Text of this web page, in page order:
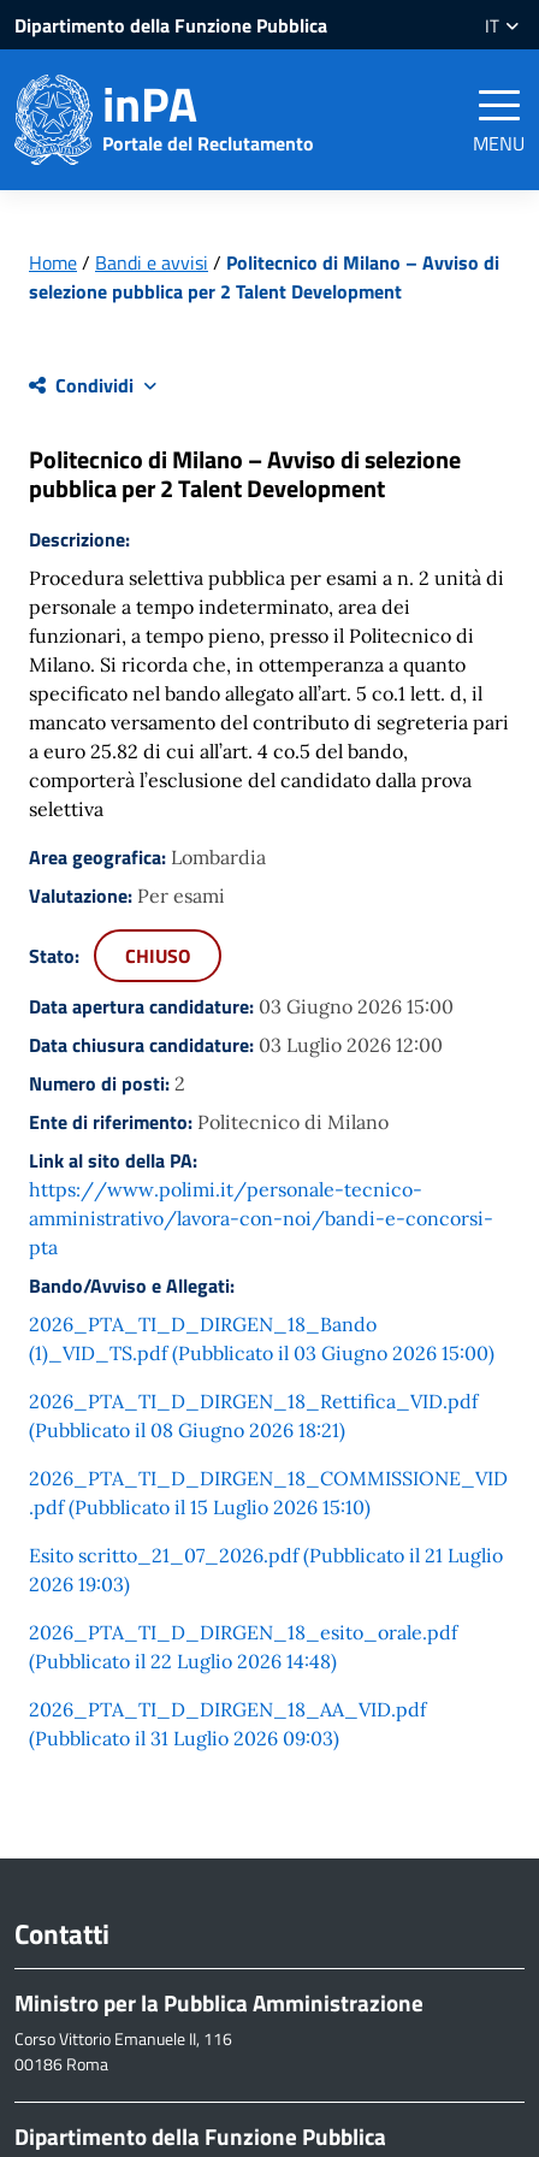
Salta
al
contenuto
Salta
al
pagina
Dipartimento della Funzione Pubblica IT
inPA
Portale del Reclutamento MENU
Home/ Bandi e avvisi / Politecnico di Milano – Avviso di
selezione pubblica per 2 Talent Development
Condividi
Politecnico di Milano – Avviso di selezione
pubblica per 2 Talent Development
Descrizione:
Procedura selettiva pubblica per esami a n. 2 unità di
personale a tempo indeterminato, area dei
funzionari, a tempo pieno, presso il Politecnico di
Milano. Si ricorda che, in ottemperanza a quanto
specificato nel bando allegato all’art. 5 co.1 lett. d, il
mancato versamento del contributo di segreteria pari
a euro 25.82 di cui all’art. 4 co.5 del bando,
comporterà l’esclusione del candidato dalla prova
selettiva
Area geografica: Lombardia
Valutazione: Per esami
Stato:
CHIUSO
Data apertura candidature: 03 Giugno 2026 15:00
Data chiusura candidature: 03 Luglio 2026 12:00
Numero di posti: 2
Ente di riferimento: Politecnico di Milano
Link al sito della PA:
https://www.polimi.it/personale-tecnico-
amministrativo/lavora-con-noi/bandi-e-concorsi-
pta
Bando/Avviso e Allegati:
2026_PTA_TI_D_DIRGEN_18_Bando
(1)_VID_TS.pdf (Pubblicato il 03 Giugno 2026 15:00)
2026_PTA_TI_D_DIRGEN_18_Rettifica_VID.pdf
(Pubblicato il 08 Giugno 2026 18:21)
2026_PTA_TI_D_DIRGEN_18_COMMISSIONE_VID
.pdf (Pubblicato il 15 Luglio 2026 15:10)
Esito scritto_21_07_2026.pdf (Pubblicato il 21 Luglio
2026 19:03)
2026_PTA_TI_D_DIRGEN_18_esito_orale.pdf
(Pubblicato il 22 Luglio 2026 14:48)
2026_PTA_TI_D_DIRGEN_18_AA_VID.pdf
(Pubblicato il 31 Luglio 2026 09:03)
Contatti
Ministro per la Pubblica Amministrazione
Corso Vittorio Emanuele II, 116
00186 Roma
Dipartimento della Funzione Pubblica